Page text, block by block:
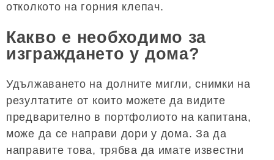
отколкото на горния клепач.
Какво е необходимо за
изграждането у дома?
Удължаването на долните мигли, снимки на
резултатите от които можете да видите
предварително в портфолиото на капитана,
може да се направи дори у дома. За да
направите това, трябва да имате известни